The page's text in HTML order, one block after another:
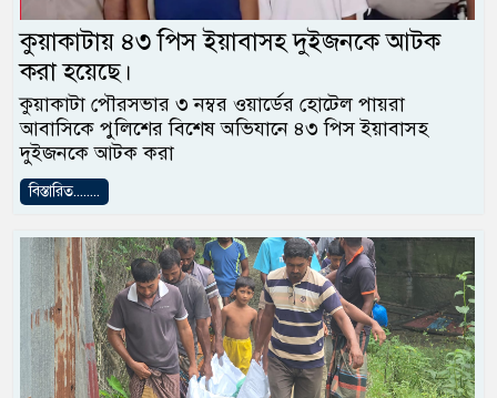
কুয়াকাটায় ৪৩ পিস ইয়াবাসহ দুইজনকে আটক
করা হয়েছে।
কুয়াকাটা পৌরসভার ৩ নম্বর ওয়ার্ডের হোটেল পায়রা
আবাসিকে পুলিশের বিশেষ অভিযানে ৪৩ পিস ইয়াবাসহ
দুইজনকে আটক করা
বিস্তারিত........